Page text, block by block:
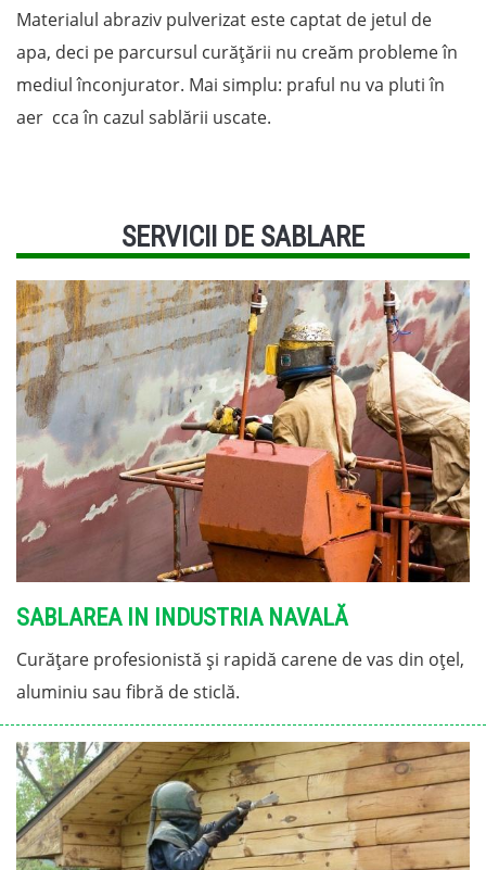
Materialul abraziv pulverizat este captat de jetul de
apa, deci pe parcursul curățării nu creăm probleme în
mediul înconjurator. Mai simplu: praful nu va pluti în
aer cca în cazul sablării uscate.
SERVICII DE SABLARE
SABLAREA IN INDUSTRIA NAVALĂ
Curățare profesionistă și rapidă carene de vas din oțel,
aluminiu sau fibră de sticlă.